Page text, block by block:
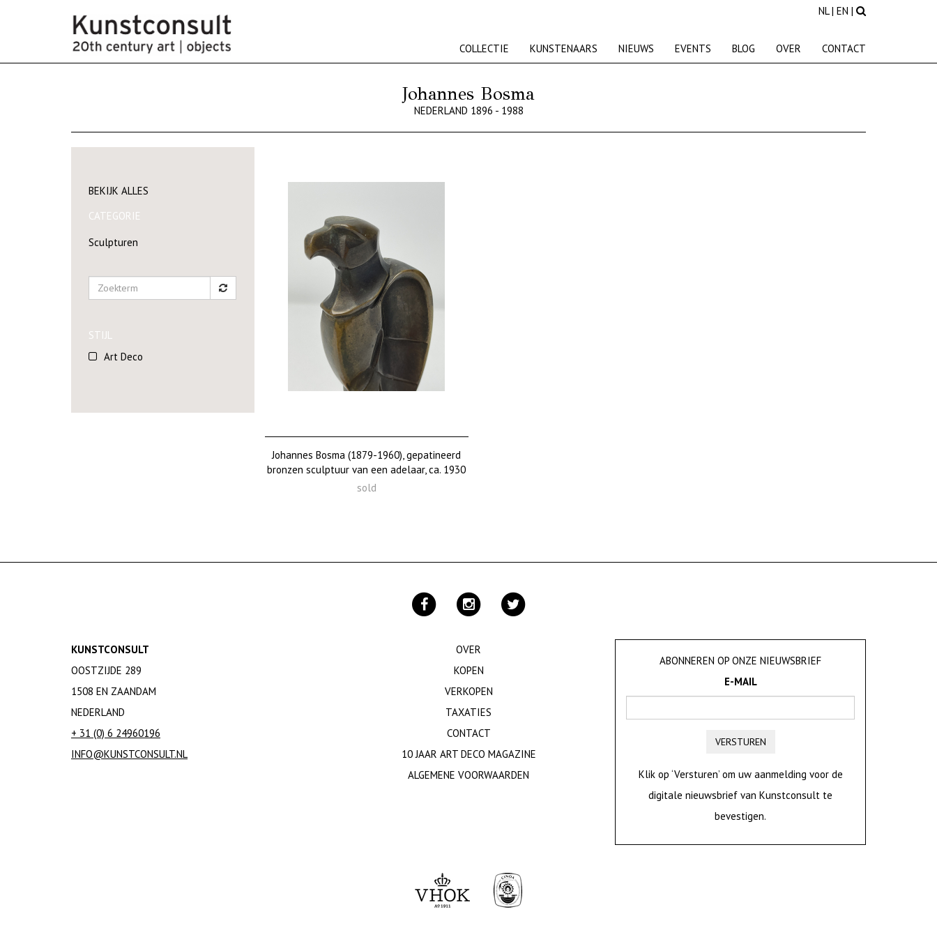
NL| EN |
COLLECTIE KUNSTENAARS NIEUWS EVENTS BLOG OVER CONTACT
Johannes Bosma
NEDERLAND 1896 - 1988
BEKIJK ALLES
CATEGORIE
Sculpturen
STIJL
Art Deco
Johannes Bosma (1879-1960), gepatineerd
bronzen sculptuur van een adelaar, ca. 1930
sold
KUNSTCONSULT
OOSTZIJDE 289
1508 EN ZAANDAM
NEDERLAND
+ 31 (0) 6 24960196
INFO@KUNSTCONSULT.NL
OVER
KOPEN
VERKOPEN
TAXATIES
CONTACT
10 JAAR ART DECO MAGAZINE
ALGEMENE VOORWAARDEN
ABONNEREN OP ONZE NIEUWSBRIEF
E-MAIL
VERSTUREN
Klik op ‘Versturen’ om uw aanmelding voor de
digitale nieuwsbrief van Kunstconsult te
bevestigen.